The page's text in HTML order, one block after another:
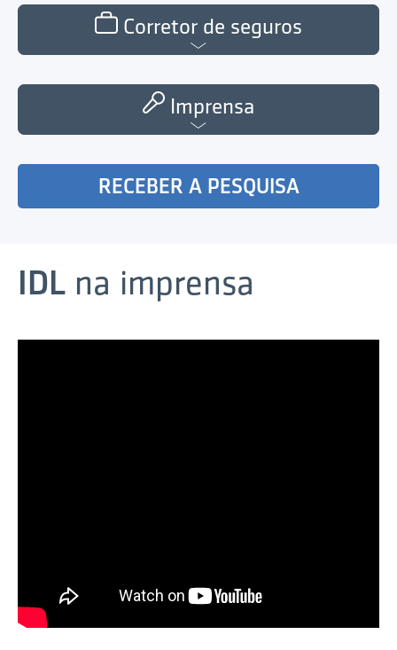
Corretor de seguros
Imprensa
RECEBER A PESQUISA
IDL na imprensa